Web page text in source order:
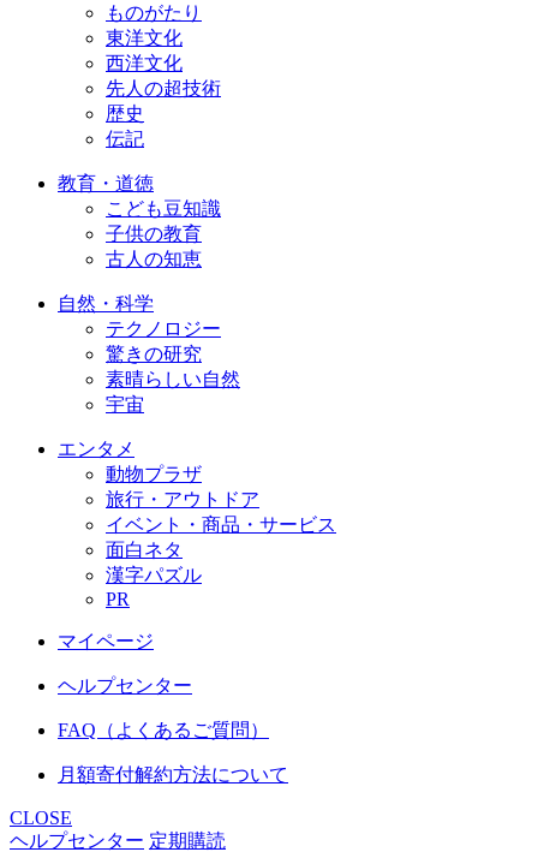
ものがたり
東洋文化
西洋文化
先人の超技術
歴史
伝記
教育・道徳
こども豆知識
子供の教育
古人の知恵
自然・科学
テクノロジー
驚きの研究
素晴らしい自然
宇宙
エンタメ
動物プラザ
旅行・アウトドア
イベント・商品・サービス
面白ネタ
漢字パズル
PR
マイページ
ヘルプセンター
FAQ（よくあるご質問）
月額寄付解約方法について
CLOSE
ヘルプセンター 定期購読